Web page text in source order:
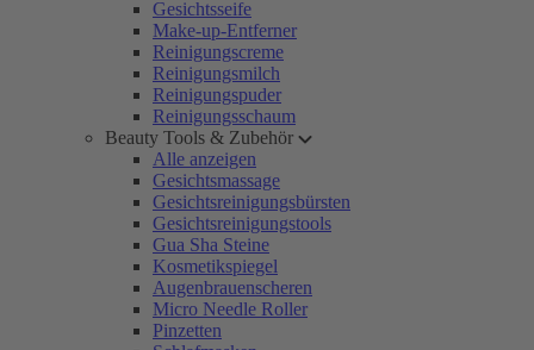
Gesichtsseife
Make-up-Entferner
Reinigungscreme
Reinigungsmilch
Reinigungspuder
Reinigungsschaum
Beauty Tools & Zubehör
Alle anzeigen
Gesichtsmassage
Gesichtsreinigungsbürsten
Gesichtsreinigungstools
Gua Sha Steine
Kosmetikspiegel
Augenbrauenscheren
Micro Needle Roller
Pinzetten